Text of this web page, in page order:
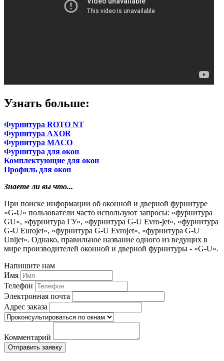
Узнать больше:
Фурнитура ROTO NT
Фурнитура AXOR
Фурнитура MACO
Фурнитура для окон
Комплектующие для окон
Профиль для окон
Знаете ли вы что...
При поиске информации об оконной и дверной фурнитуре
«G-U» пользователи часто используют запросы: «фурнитура
GU», «фурнитура ГУ», «фурнитура G-U Evro-jet», «фурнитура
G-U Eurojet», «фурнитура G-U Evrojet», «фурнитура G-U
Unijet». Однако, правильное название одного из ведущих в
мире производителей оконной и дверной фурнитуры - «G-U».
Напишите нам
Имя
Телефон
Электронная почта
Адрес заказа
Комментарий